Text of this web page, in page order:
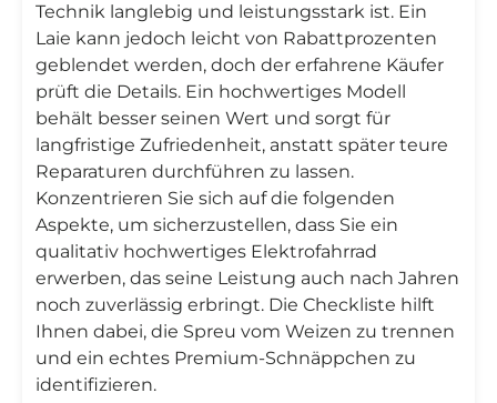
Technik langlebig und leistungsstark ist. Ein
Laie kann jedoch leicht von Rabattprozenten
geblendet werden, doch der erfahrene Käufer
prüft die Details. Ein hochwertiges Modell
behält besser seinen Wert und sorgt für
langfristige Zufriedenheit, anstatt später teure
Reparaturen durchführen zu lassen.
Konzentrieren Sie sich auf die folgenden
Aspekte, um sicherzustellen, dass Sie ein
qualitativ hochwertiges Elektrofahrrad
erwerben, das seine Leistung auch nach Jahren
noch zuverlässig erbringt. Die Checkliste hilft
Ihnen dabei, die Spreu vom Weizen zu trennen
und ein echtes Premium-Schnäppchen zu
identifizieren.